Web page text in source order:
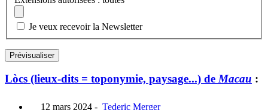
Je veux recevoir la Newsletter
Lòcs (lieux-dits = toponymie, paysage...) deMacau :
12 mars 2024 - Tederic Merger